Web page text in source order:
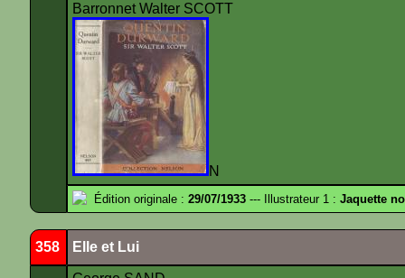
Barronnet Walter SCOTT
N
Édition originale : 29/07/1933 --- Illustrateur 1 : Jaquette
358 Elle et Lui